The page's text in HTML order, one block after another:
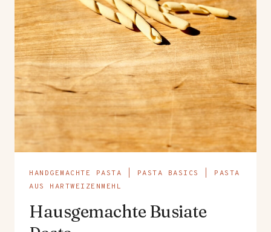
HANDGEMACHTE PASTA PASTA BASICS
PASTA
AUS HARTWEIZENMEHL
Hausgemachte Busiate